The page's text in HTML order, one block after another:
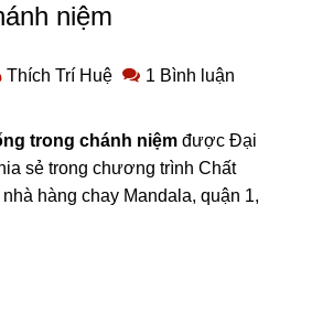
niệm
Thích Trí Huệ 1 Bình luận
trong chánh niệm được Đại
sẻ trong chương trình Chất
hàng chay Mandala, quận 1,